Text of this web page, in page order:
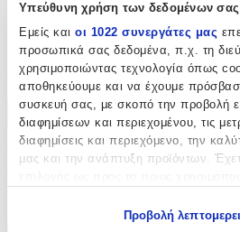
Υπεύθυνη χρήση των δεδομένων σας
Εμείς και οι 1022 συνεργάτες μας
προσωπικά σας δεδομένα, π.χ. τη
χρησιμοποιώντας τεχνολογία όπως
αποθηκεύουμε και να έχουμε
συσκευή σας, με σκοπό την προβολή
διαφημίσεων και περιεχομένου, τις
διαφημίσεις και περιεχόμενο, την
μας και την ανάπτυξη προϊόντων.
Προβολή
Αξιολογήσεις
Προς το παρόν δεν υπάρχουν άλλες
προστεθούν, θα εμφανιστούν εδώ.
Πώς υπολογίζεται η βαθμολογία
Η τελική βαθμολογία βασίζεται
που έχουν πραγματοποιήσει αγορά
επιβεβαιώσει την αγορά τους.